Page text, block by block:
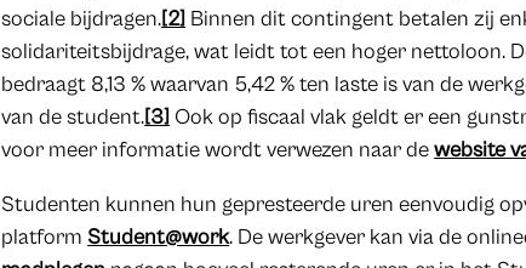
sociale bijdragen.[2] Binnen dit contingent betalen zij
solidariteitsbijdrage, wat leidt tot een hoger nettoloon.
bedraagt 8,13 % waarvan 5,42 % ten laste is van de
van de student.[3] Ook op fiscaal vlak geldt er een
voor meer informatie wordt verwezen naar dewebsite
Studenten kunnen hun gepresteerde uren eenvoudig
platform Student@work. De werkgever kan via de